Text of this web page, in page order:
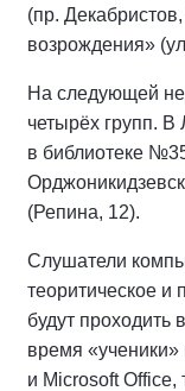
(пр.
возрождения»
На следующей
четырёх групп. В
в библиотеке
(Репина, 12).
Слушатели
теоритическое и
будут проходить
время
и Microsoft Office,